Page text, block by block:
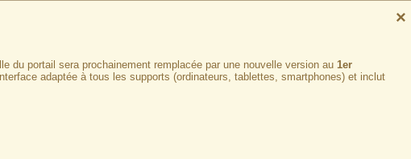
×
du portail sera prochainement remplacée par une nouvelle version au 1er
adaptée à tous les supports (ordinateurs, tablettes, smartphones) et inclut